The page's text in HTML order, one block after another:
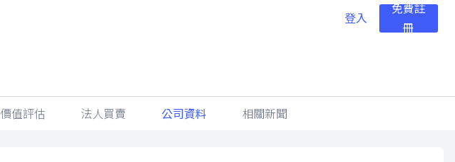
登入
免費註
冊
價值評估 法人買賣 公司資料 相關新聞